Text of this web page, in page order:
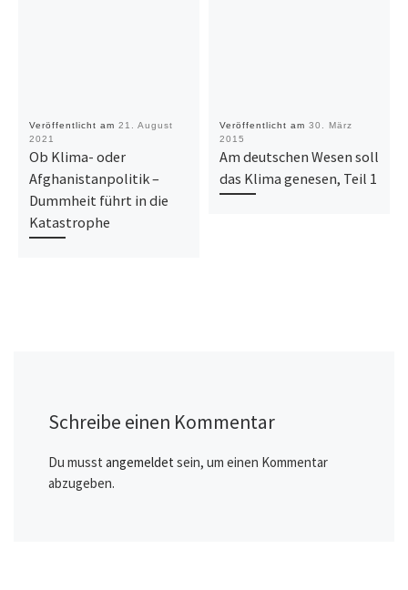
Veröffentlicht am 21. August
2021
Ob Klima- oder
Afghanistanpolitik –
Dummheit führt in die
Katastrophe
Veröffentlicht am 30. März
2015
Am deutschen Wesen soll
das Klima genesen, Teil 1
Schreibe einen Kommentar
Du musst angemeldet sein, um einen Kommentar
abzugeben.